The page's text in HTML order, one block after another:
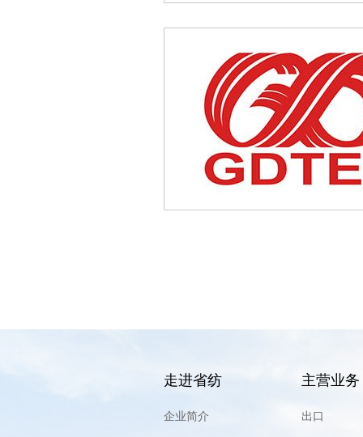
走进省纺
企业简介
主营业务
出口